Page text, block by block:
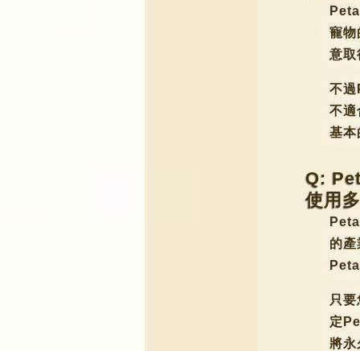
寵物
意取
不過
不適
基本
Q:
使用
的
只
定
將永